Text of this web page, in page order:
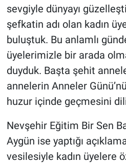
sevgiyle dünyayı
şefkatin adı olan kadın
buluştuk. Bu anlamlı
üyelerimizle bir arada
duyduk. Başta şehit
annelerin Anneler
huzur içinde geçmesini
Nevşehir Eğitim Bir Sen
Aygün ise yaptığı
vesilesiyle kadın üyelere
Asayiş
Kültür - Sanat
Politika
Magazin
Çevre
Haberde İnsan